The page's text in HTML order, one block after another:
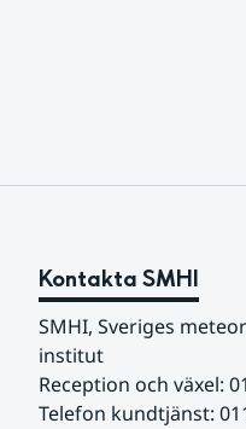
Kontakta SMHI
SMHI, Sveriges
institut
Reception och växel:
Telefon kundtjänst: